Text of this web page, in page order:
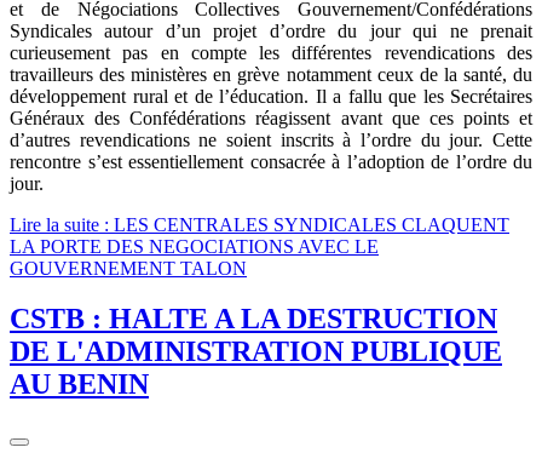
et de Négociations Collectives Gouvernement/Confédérations
Syndicales autour d’un projet d’ordre du jour qui ne prenait
curieusement pas en compte les différentes revendications des
travailleurs des ministères en grève notamment ceux de la santé, du
développement rural et de l’éducation. Il a fallu que les Secrétaires
Généraux des Confédérations réagissent avant que ces points et
d’autres revendications ne soient inscrits à l’ordre du jour. Cette
rencontre s’est essentiellement consacrée à l’adoption de l’ordre du
jour.
Lire la suite : LES CENTRALES SYNDICALES CLAQUENT
LA PORTE DES NEGOCIATIONS AVEC LE
GOUVERNEMENT TALON
CSTB : HALTE A LA DESTRUCTION
DE L'ADMINISTRATION PUBLIQUE
AU BENIN